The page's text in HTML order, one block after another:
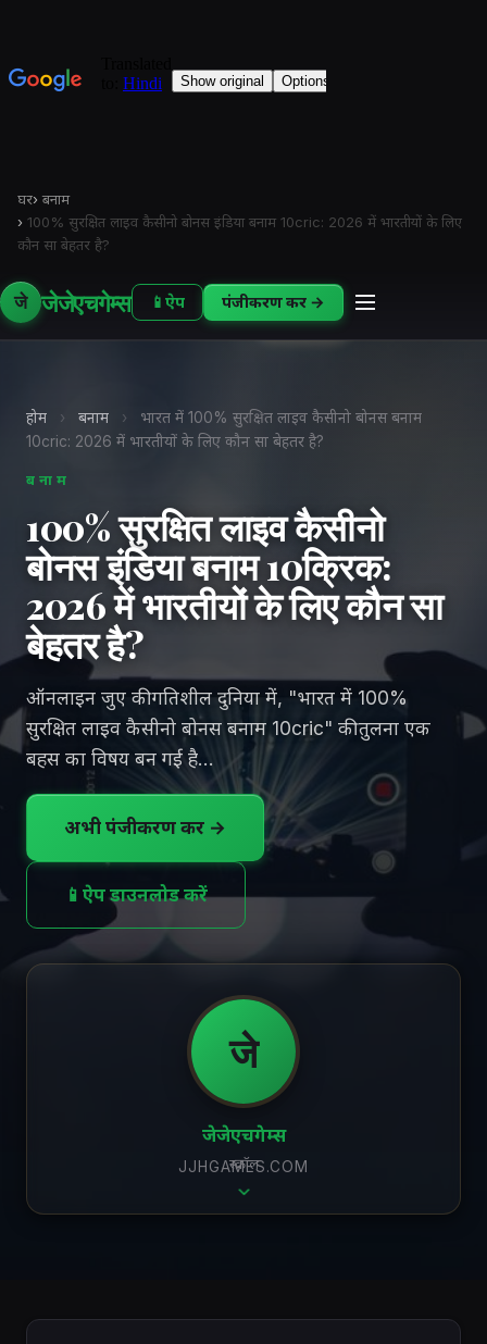
घर› बनाम
› 100% सुरक्षित लाइव कैसीनो बोनस इंडिया बनाम 10cric: 2026 में भारतीयों के लिए
कौन सा बेहतर है?
जे जेजेएचगेम्स 📱 ऐप पंजीकरण करें →
होम › बनाम ›
भारत में 100% सुरक्षित लाइव कैसीनो बोनस बनाम
10cric: 2026 में भारतीयों के लिए कौन सा बेहतर है?
बनाम
100% सुरक्षित लाइव कैसीनो
बोनस इंडिया बनाम 10क्रिक:
2026 में भारतीयों के लिए कौन सा
बेहतर है?
ऑनलाइन जुए की गतिशील दुनिया में, "भारत में 100%
सुरक्षित लाइव कैसीनो बोनस बनाम 10cric" की तुलना एक
बहस का विषय बन गई है...
अभी पंजीकरण करें →
📱 ऐप डाउनलोड करें
जे
जेजेएचगेम्स
JJHGAMES.COM
स्क्रॉल